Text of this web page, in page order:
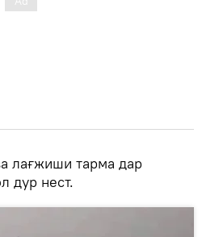
лағжиши тарма дар
дур нест.